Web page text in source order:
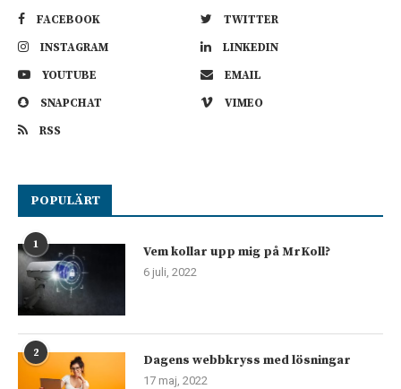
FACEBOOK
TWITTER
INSTAGRAM
LINKEDIN
YOUTUBE
EMAIL
SNAPCHAT
VIMEO
RSS
POPULÄRT
1 Vem kollar upp mig på MrKoll?
6 juli, 2022
2 Dagens webbkryss med lösningar
17 maj, 2022